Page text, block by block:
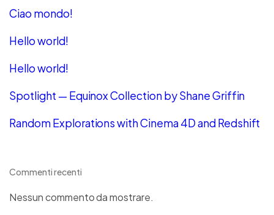
Ciao mondo!
Hello world!
Hello world!
Spotlight — Equinox Collection by Shane Griffin
Random Explorations with Cinema 4D and Redshift
Commenti recenti
Nessun commento da mostrare.